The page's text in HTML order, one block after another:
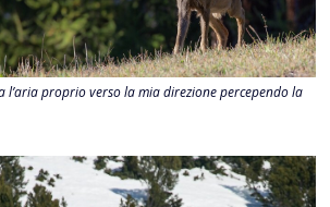
l’aria proprio verso la mia direzione percependo la